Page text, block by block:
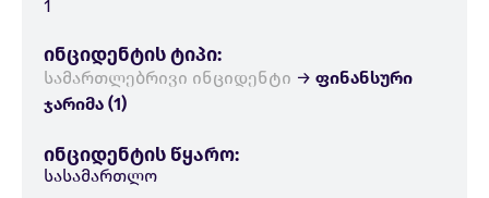
1
ინციდენტის ტიპი:
სამართლებრივი ინციდენტი → ფინანსური
ჯარიმა (1)
ინციდენტის წყარო:
სასამართლო